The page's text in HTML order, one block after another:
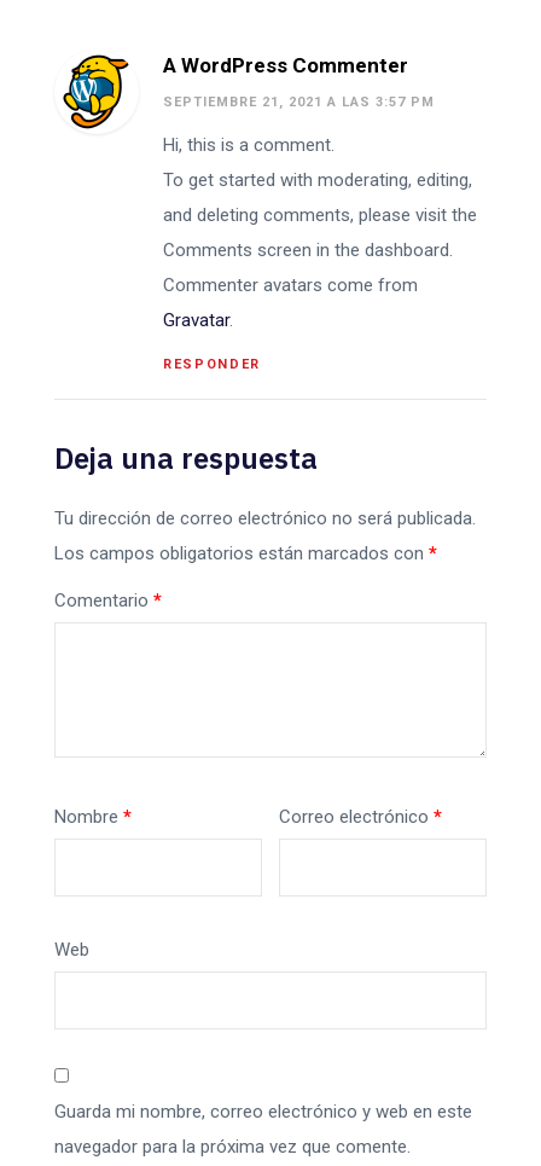
A WordPress Commenter
SEPTIEMBRE 21, 2021 A LAS 3:57 PM
Hi, this is a comment.
To get started with moderating, editing,
and deleting comments, please visit the
Comments screen in the dashboard.
Commenter avatars come from
Gravatar.
RESPONDER
Deja una respuesta
Tu dirección de correo electrónico no será publicada.
Los campos obligatorios están marcados con *
Comentario *
Nombre * Correo electrónico*
Web
Guarda mi nombre, correo electrónico y web en este
navegador para la próxima vez que comente.